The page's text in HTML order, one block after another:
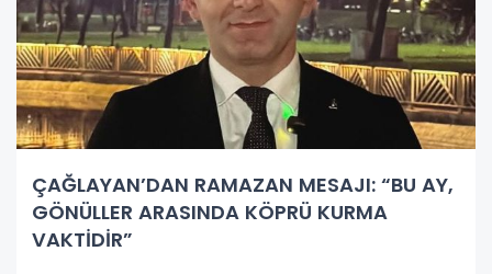
ÇAĞLAYAN’DAN RAMAZAN MESAJI: “BU AY,
GÖNÜLLER ARASINDA KÖPRÜ KURMA
VAKTİDİR”